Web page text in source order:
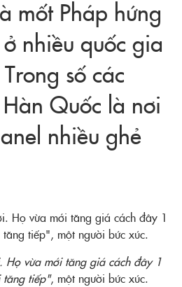
mốt Pháp hứng
nhiều quốc gia
số các
Quốc là nơi
nhiều ghẻ
Họ vừa mới tăng giá cách đây 1
tiếp", một người bức xúc.